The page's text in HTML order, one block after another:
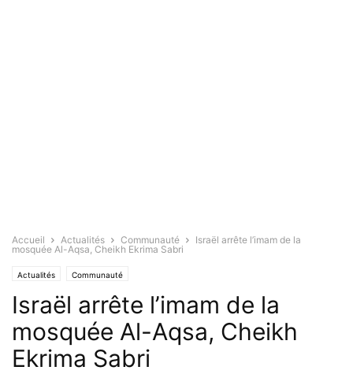
Accueil Actualités Communauté
Israël arrête l’imam de la
mosquée Al-Aqsa, Cheikh Ekrima Sabri
Actualités Communauté
Israël arrête l’imam de la
mosquée Al-Aqsa, Cheikh
Ekrima Sabri